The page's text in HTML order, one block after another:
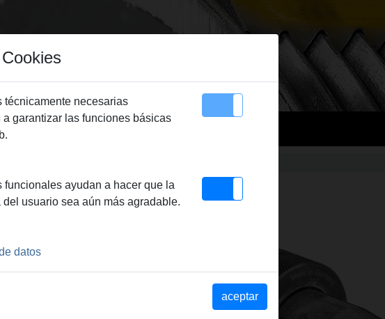
Contacto
durch Hand-
REMS
anderer
técnicamente necesarias
a garantizar las funciones básicas
funcionales ayudan a hacer que la
usuario sea aún más agradable.
datos
aceptar